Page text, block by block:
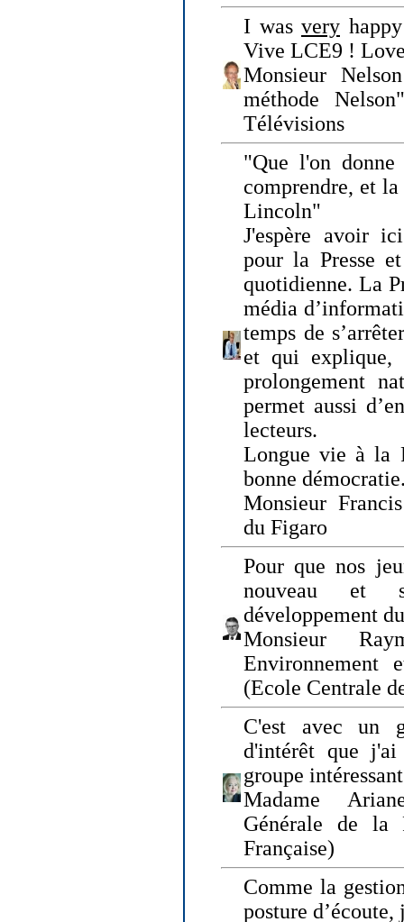
I was very
Vive LCE9 !
Monsieur
méthode
Télévisions
"Que l'on
comprendre, et
Lincoln"
J'espère avoir
pour la Presse
quotidienne. La
média
temps de
et qui explique,
prolongement
permet aussi
lecteurs.
Longue vie à la
bonne
Monsieur
du Figaro
Pour que nos
nouveau et
développement
Monsieur
Environnement
(Ecole Centrale
C'est avec un
d'intérêt que
groupe
Madame
Générale de la
Française)
Comme la
posture